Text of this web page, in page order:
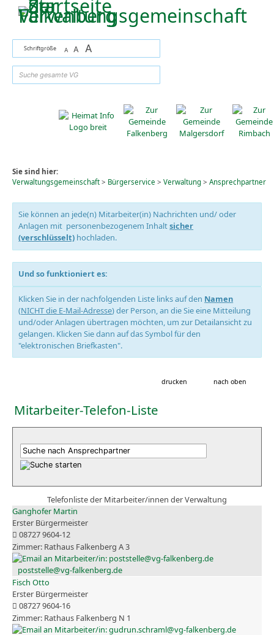
Zum Inhalt,zur Navigationoder
Schriftgröße A A A
Sie sind hier:
Verwaltungsgemeinschaft> Bürgerservice > Verwaltung> Ansprechpartner
Sie können an jede(n) Mitarbeiter(in) Nachrichten und/ oder
Anlagen mit personenbezogenem Inhaltsicher
(verschlüsselt) hochladen.
Und so funktioniert es:
Klicken Sie in der nachfolgenden Liste links auf den Namen
(NICHT die E-Mail-Adresse) der Person, an die Sie eine Mitteilung
und/oder Anlagen übertragen möchten, um zur Detailansicht zu
gelangen. Klicken Sie dann auf das Symbol für den
"elektronischen Briefkasten".
drucken nach oben
Mitarbeiter-Telefon-Liste
Telefonliste der Mitarbeiter/innen der Verwaltung
Ganghofer Martin
Erster Bürgermeister
08727 9604-12
Rathaus Falkenberg A 3
poststelle@vg-falkenberg.de
Fisch Otto
Erster Bürgermeister
08727 9604-16
Rathaus Falkenberg N 1